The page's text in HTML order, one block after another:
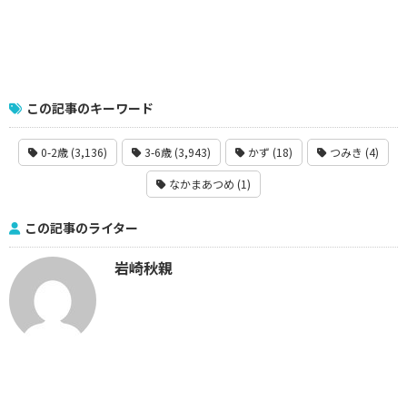
この記事のキーワード
0-2歳 (3,136) 3-6歳 (3,943) かず (18) つみき (4)
なかまあつめ (1)
この記事のライター
岩崎秋親